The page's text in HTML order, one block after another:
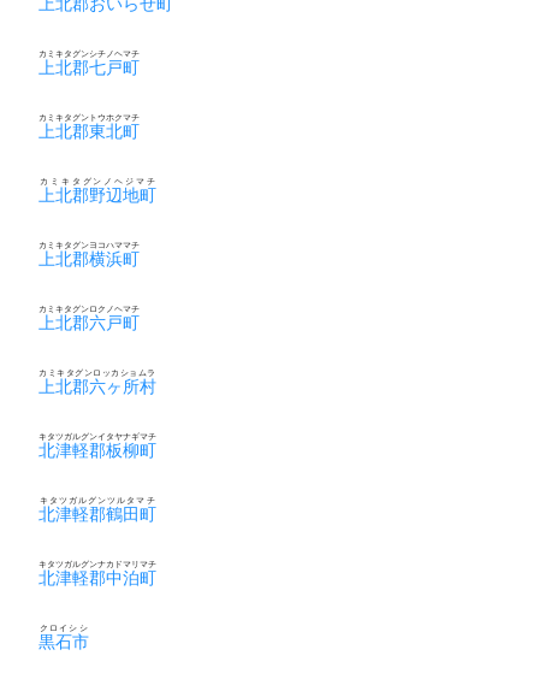
上北郡七戸町
カミキタグンシチノヘマチ
上北郡東北町
カミキタグントウホクマチ
上北郡野辺地町
カミキタグンノヘジマチ
上北郡横浜町
カミキタグンヨコハママチ
上北郡六戸町
カミキタグンロクノヘマチ
上北郡六ヶ所村
カミキタグンロッカショムラ
北津軽郡板柳町
キタツガルグンイタヤナギマチ
北津軽郡鶴田町
キタツガルグンツルタマチ
北津軽郡中泊町
キタツガルグンナカドマリマチ
黒石市
クロイシシ